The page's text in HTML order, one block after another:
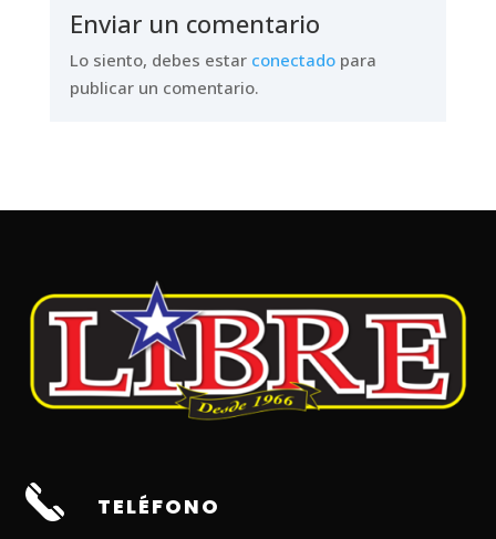
Enviar un comentario
Lo siento, debes estar conectadopara
publicar un comentario.
TELÉFONO